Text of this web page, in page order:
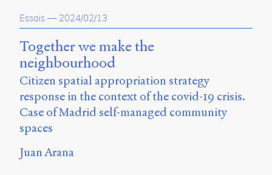
Essais — 2024/02/13
Together we make the
neighbourhood
Citizen spatial appropriation strategy
response in the context of the covid-19 crisis.
Case of Madrid self-managed community
spaces
Juan Arana